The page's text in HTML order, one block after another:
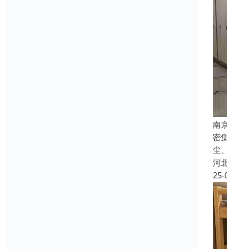
南
密
尘
河
25-